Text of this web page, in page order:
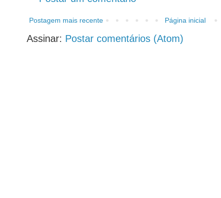
Postagem mais recente Página inicial
Assinar: Postar comentários (Atom)